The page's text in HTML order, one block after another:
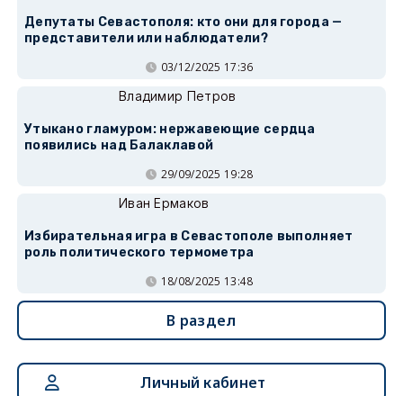
Депутаты Севастополя: кто они для города —
представители или наблюдатели?
03/12/2025 17:36
Владимир Петров
Утыкано гламуром: нержавеющие сердца
появились над Балаклавой
29/09/2025 19:28
Иван Ермаков
Избирательная игра в Севастополе выполняет
роль политического термометра
18/08/2025 13:48
В раздел
Личный кабинет